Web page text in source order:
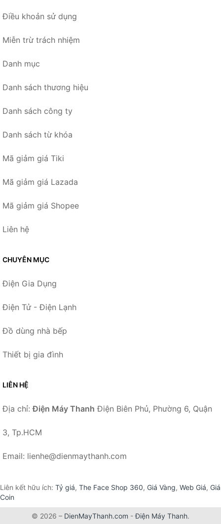
Điều khoản sử dụng
Miễn trừ trách nhiệm
Danh mục
Danh sách thương hiệu
Danh sách công ty
Danh sách từ khóa
Mã giảm giá Tiki
Mã giảm giá Lazada
Mã giảm giá Shopee
Liên hệ
CHUYÊN MỤC
Điện Gia Dụng
Điện Tử - Điện Lạnh
Đồ dùng nhà bếp
Thiết bị gia đình
LIÊN HỆ
Địa chỉ:Điện Máy Thanh Điện Biên Phủ, Phường 6, Quận
3, Tp.HCM
Email: lienhe@dienmaythanh.com
Liên kết hữu ích: Tỷ giá, The Face Shop 360, Giá Vàng, Web Giá, Giá
Coin
© 2026 – DienMayThanh.com -Điện Máy Thanh.